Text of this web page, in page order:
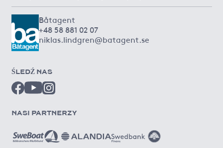
Båtagent
+48 58 881 02 07
niklas.lindgren@batagent.se
ŚLEDŹ NAS
NASI PARTNERZY